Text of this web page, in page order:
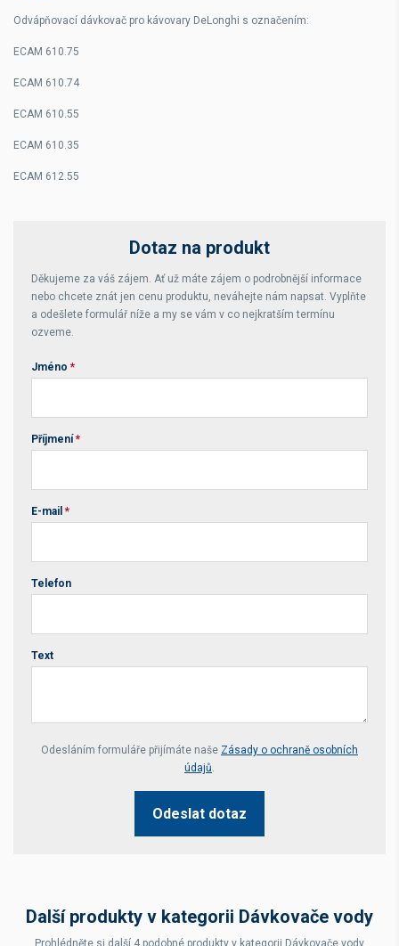
Odvápňovací dávkovač pro kávovary DeLonghi s označením:
ECAM 610.75
ECAM 610.74
ECAM 610.55
ECAM 610.35
ECAM 612.55
Dotaz na produkt
Děkujeme za váš zájem. Ať už máte zájem o podrobnější informace
nebo chcete znát jen cenu produktu, neváhejte nám napsat. Vyplňte
a odešlete formulář níže a my se vám v co nejkratším termínu
ozveme.
Jméno *
Příjmení *
E-mail *
Telefon
Text
Your website *
Odesláním formuláře přijímáte naše Zásady o ochraně osobních
údajů.
Odeslat dotaz
Další produkty v kategorii Dávkovače vody
Prohlédněte si další 4 podobné produkty v kategorii Dávkovače vody